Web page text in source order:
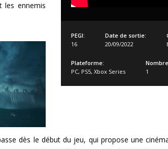
PEGI:
16
Date de sortie:
20/09/2022
Plateforme:
PC, PS5, Xbox Series
1
les ennemis
dès le début du jeu, qui propose une